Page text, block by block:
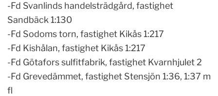
-Fd Svanlinds handelsträdgård, fastighet
Sandbäck 1:130
-Fd Sodoms torn, fastighet Kikås 1:217
-Fd Kishålan, fastighet Kikås 1:217
-Fd Götafors sulfitfabrik, fastighet Kvarnhjulet 2
-Fd Grevedämmet, fastighet Stensjön 1:36, 1:37 m
fl